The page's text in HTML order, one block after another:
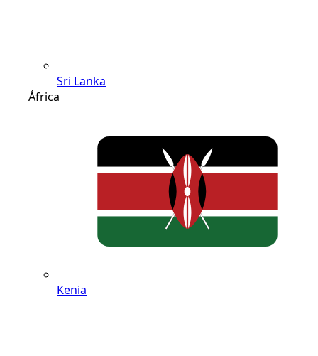
Sri Lanka
África
Kenia